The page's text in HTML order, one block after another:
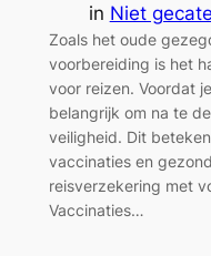
in Niet
Zoals het oude
voorbereiding is het
voor reizen. Voordat
belangrijk om na te
veiligheid. Dit
vaccinaties en
reisverzekering met
Vaccinaties…